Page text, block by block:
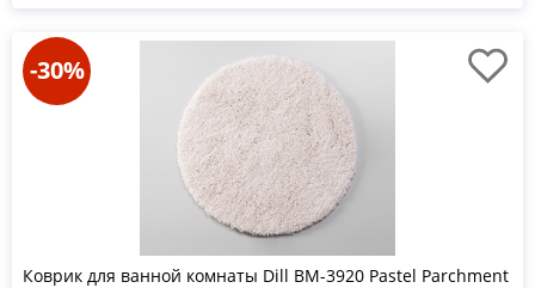
-30%
Коврик для ванной комнаты Dill BM-3920 Pastel Parchment